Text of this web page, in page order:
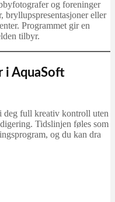
og foreninger
bryllupspresentasjoner eller
Programmet gir en
tilbyr.
i AquaSoft
deg full kreativ kontroll uten
Tidslinjen føles som
og du kan dra